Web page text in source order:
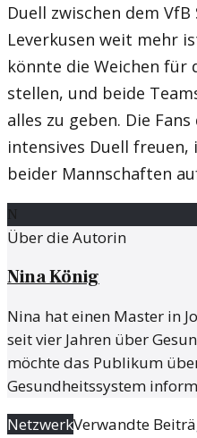
Duell zwischen dem
Leverkusen weit mehr
könnte die Weichen für
stellen, und beide
alles zu geben. Die
intensives Duell freuen,
beider Mannschaften
N
Über die Autorin
Nina König
Nina hat einen Master in
seit vier Jahren über
möchte das Publikum
Gesundheitssystem
NetzwerkVerwandte